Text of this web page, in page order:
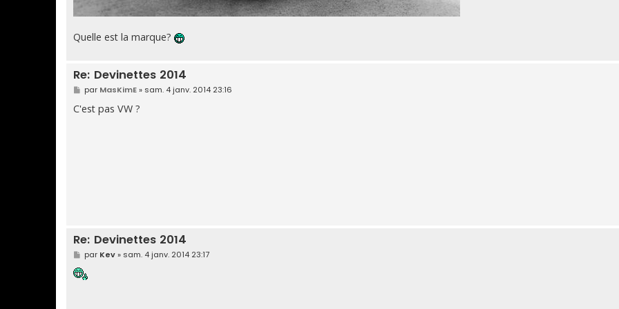
Quelle est la marque?
Re: Devinettes 2014
M
e
s
s
par MasKimE» sam. 4 janv. 2014 23:16
C'est pas VW ?
Re: Devinettes 2014
M
e
s
s
par Kev» sam. 4 janv. 2014 23:17